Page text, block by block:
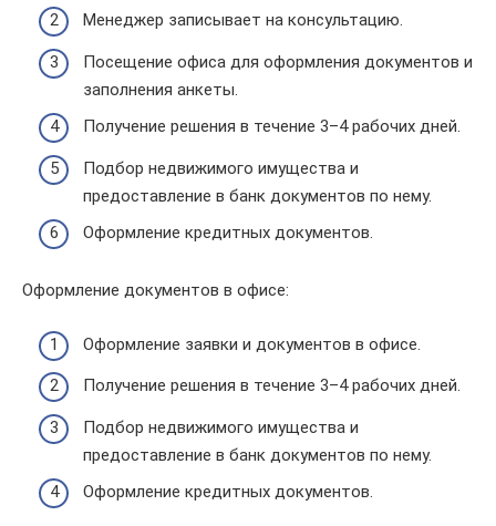
Менеджер записывает на консультацию.
Посещение офиса для оформления документов и
заполнения анкеты.
Получение решения в течение 3–4 рабочих дней.
Подбор недвижимого имущества и
предоставление в банк документов по нему.
Оформление кредитных документов.
Оформление документов в офисе:
Оформление заявки и документов в офисе.
Получение решения в течение 3–4 рабочих дней.
Подбор недвижимого имущества и
предоставление в банк документов по нему.
Оформление кредитных документов.